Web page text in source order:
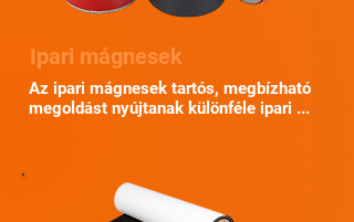
Az ipari mágnesek tartós, megbízható
megoldást nyújtanak különféle ipari ...
Ipari mágnesek